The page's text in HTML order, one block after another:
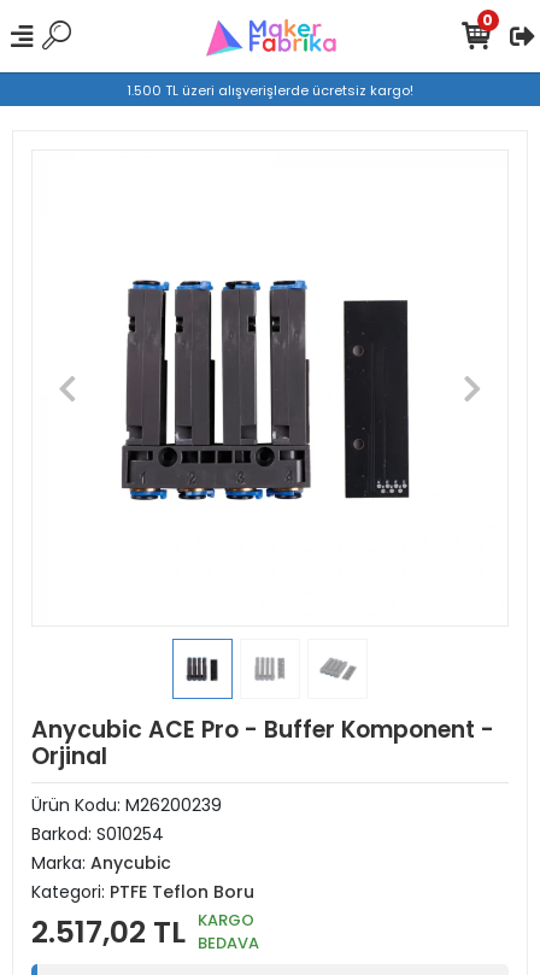
1.500 TL üzeri alışverişlerde ücretsiz kargo!
0
Anycubic ACE Pro - Buffer Komponent -
Orjinal
Ürün Kodu: M26200239
Barkod: S010254
Marka: Anycubic
Kategori: PTFE Teflon Boru
2.517,02 TL KARGO
BEDAVA